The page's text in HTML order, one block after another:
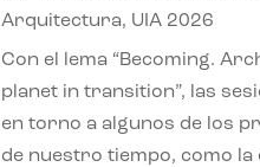
Arquitectura, UIA 2026
Con el lema “Becoming.
planet in transition”, las
en torno a algunos de los
de nuestro tiempo, como la